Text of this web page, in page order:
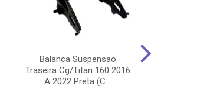
Balanca Suspensao
Traseira Cg/Titan 160 2016
A 2022 Preta (C...